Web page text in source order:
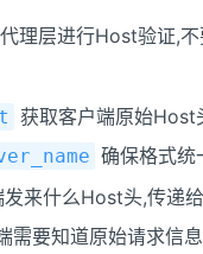
理层进行Host验证,
获取客户端原始Host
确保格式统
来什么Host头,传递
需要知道原始请求信